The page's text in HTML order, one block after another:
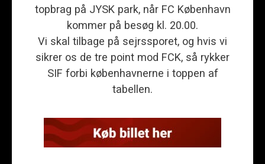
topbrag på JYSK park, når FC København
kommer på besøg kl. 20.00.
Vi skal tilbage på sejrssporet, og hvis vi
sikrer os de tre point mod FCK, så rykker
SIF forbi københavnerne i toppen af
tabellen.